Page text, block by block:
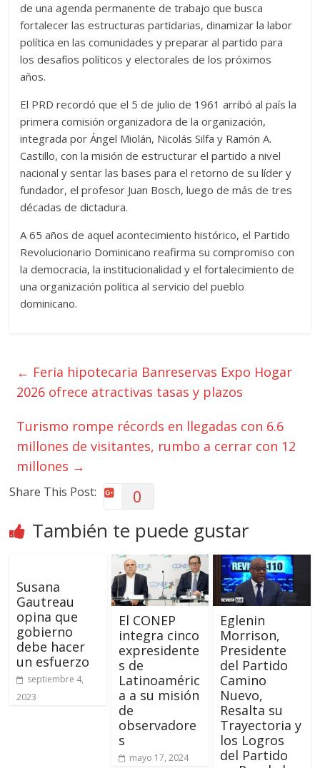
de una agenda permanente de trabajo que busca
fortalecer las estructuras partidarias, dinamizar la labor
política en las comunidades y preparar al partido para
los desafíos políticos y electorales de los próximos
años.
El PRD recordó que el 5 de julio de 1961 arribó al país la
primera comisión organizadora de la organización,
integrada por Ángel Miolán, Nicolás Silfa y Ramón A.
Castillo, con la misión de estructurar el partido a nivel
nacional y sentar las bases para el retorno de su líder y
fundador, el profesor Juan Bosch, luego de más de tres
décadas de dictadura.
A 65 años de aquel acontecimiento histórico, el Partido
Revolucionario Dominicano reafirma su compromiso con
la democracia, la institucionalidad y el fortalecimiento de
una organización política al servicio del pueblo
dominicano.
← Feria hipotecaria Banreservas Expo Hogar
2026 ofrece atractivas tasas y plazos
Turismo rompe récords en llegadas con 6.6
millones de visitantes, rumbo a cerrar con 12
millones →
Share This Post: 0
También te puede gustar
Susana
Gautreau
opina que
gobierno
debe hacer
un esfuerzo
septiembre 4,
2023
El CONEP
integra cinco
expresidente
s de
Latinoaméric
a a su misión
de
observadore
s
mayo 17, 2024
Eglenin
Morrison,
Presidente
del Partido
Camino
Nuevo,
Resalta su
Trayectoria y
los Logros
del Partido